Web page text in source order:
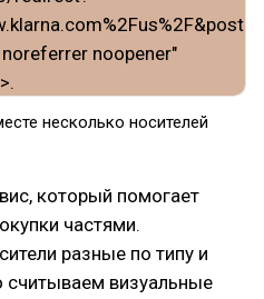
несколько носителей
который помогает
частями.
разные по типу и
считываем визуальные